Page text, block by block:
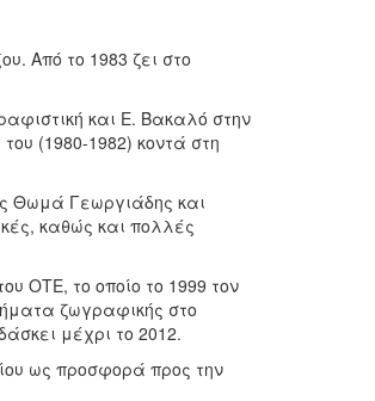
Από το 1983 ζει στο
και Ε. Βακαλό στην
(1980-1982) κοντά στη
Θωμά Γεωργιάδης και
καθώς και πολλές
ΟΤΕ, το οποίο το 1999 τον
ζωγραφικής στο
μέχρι το 2012.
ως προσφορά προς την